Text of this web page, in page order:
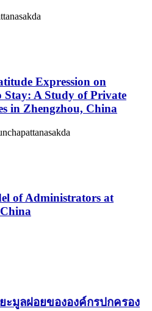
Expression on
Stay: A Study of Private
in Zhengzhou, China
of Administrators at
ะมูลฝอยขององค์กรปกครอง